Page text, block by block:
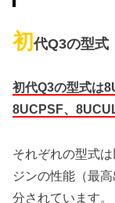
初代Q3の型式
初代Q3の型式は
8UCPSF、
それぞれの型式
ジンの性能（最
分されています。